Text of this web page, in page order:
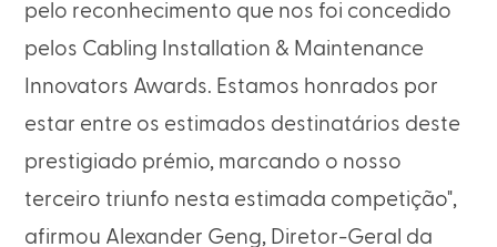
pelo reconhecimento que nos foi concedido
pelos Cabling Installation & Maintenance
Innovators Awards. Estamos honrados por
estar entre os estimados destinatários deste
prestigiado prémio, marcando o nosso
terceiro triunfo nesta estimada competição",
afirmou Alexander Geng, Diretor-Geral da